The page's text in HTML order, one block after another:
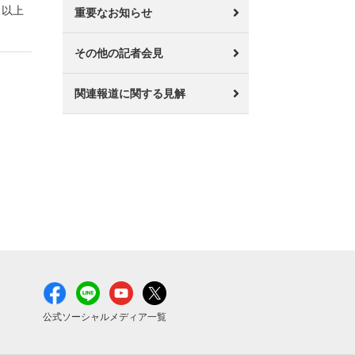
以上 重要なお知らせ
その他の記者会見
関連報道に関する見解
公式ソーシャルメディア一覧